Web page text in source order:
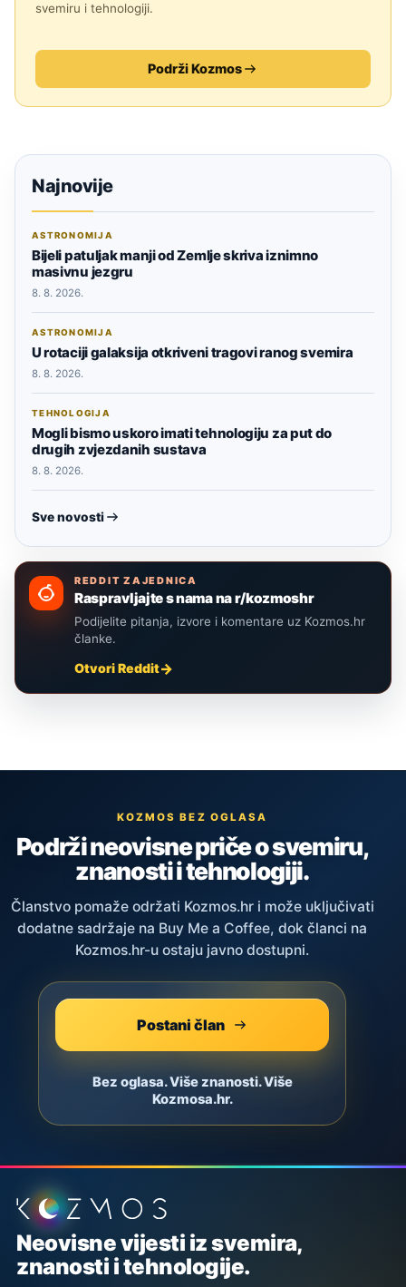
svemiru i tehnologiji.
Podrži Kozmos
Najnovije
ASTRONOMIJA
Bijeli patuljak manji od Zemlje skriva iznimno
masivnu jezgru
8. 8. 2026.
ASTRONOMIJA
U rotaciji galaksija otkriveni tragovi ranog svemira
8. 8. 2026.
TEHNOLOGIJA
Mogli bismo uskoro imati tehnologiju za put do
drugih zvjezdanih sustava
8. 8. 2026.
Sve novosti
REDDIT ZAJEDNICA
Raspravljajte s nama na r/kozmoshr
Podijelite pitanja, izvore i komentare uz Kozmos.hr
članke.
Otvori Reddit
KOZMOS BEZ OGLASA
Podrži neovisne priče o svemiru,
znanosti i tehnologiji.
Članstvo pomaže održati Kozmos.hr i može uključivati
dodatne sadržaje na Buy Me a Coffee, dok članci na
Kozmos.hr-u ostaju javno dostupni.
Postani član
Bez oglasa. Više znanosti. Više
Kozmosa.hr.
Podnožje stranice
Neovisne vijesti iz svemira,
znanosti i tehnologije.